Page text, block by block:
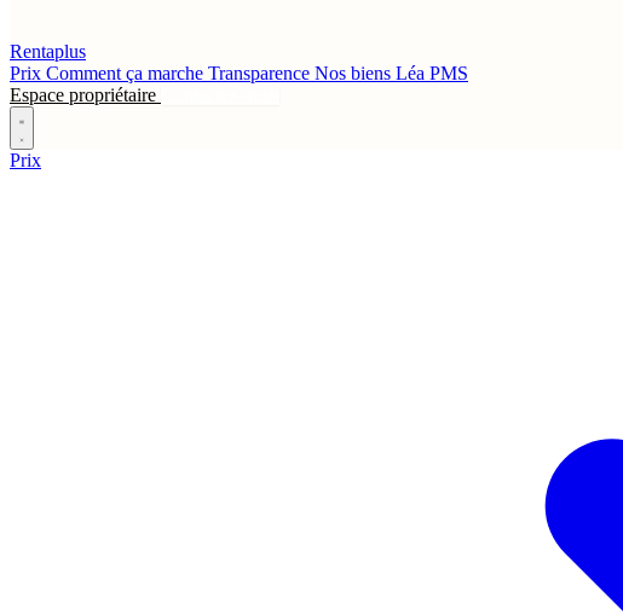
Rentaplus
Prix Comment ça marche Transparence Nos biens Léa PMS
Espace propriétaire
Prix